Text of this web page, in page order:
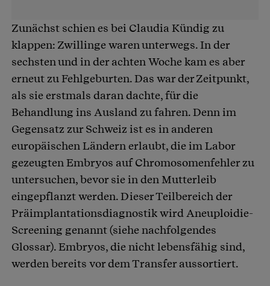
Zunächst schien es bei Claudia Kündig zu
klappen: Zwillinge waren unterwegs. In der
sechsten und in der achten Woche kam es aber
erneut zu Fehlgeburten. Das war der Zeitpunkt,
als sie erstmals daran dachte, für die
Behandlung ins Ausland zu fahren. Denn im
Gegensatz zur Schweiz ist es in anderen
europäischen Ländern erlaubt, die im Labor
gezeugten Embryos auf Chromosomenfehler zu
untersuchen, bevor sie in den Mutterleib
eingepflanzt werden. Dieser Teilbereich der
Präimplantationsdiagnostik wird Aneuploidie-
Screening genannt (siehe nachfolgendes
Glossar). Embryos, die nicht lebensfähig sind,
werden bereits vor dem Transfer aussortiert.